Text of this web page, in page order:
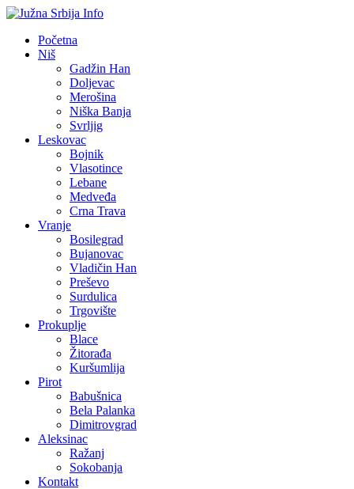
Početna
Niš
Gadžin Han
Doljevac
Merošina
Niška Banja
Svrljig
Leskovac
Bojnik
Vlasotince
Lebane
Medveđa
Crna Trava
Vranje
Bosilegrad
Bujanovac
Vladičin Han
Preševo
Surdulica
Trgovište
Prokuplje
Blace
Žitorađa
Kuršumlija
Pirot
Babušnica
Bela Palanka
Dimitrovgrad
Aleksinac
Ražanj
Sokobanja
Kontakt